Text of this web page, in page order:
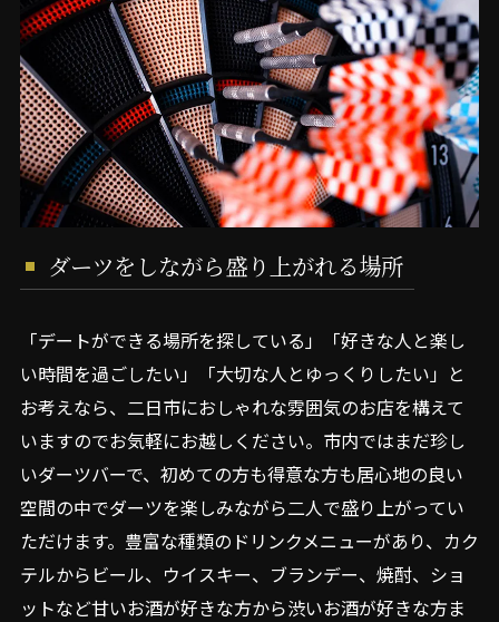
ダーツをしながら盛り上がれる場所
「デートができる場所を探している」「好きな人と楽し
い時間を過ごしたい」「大切な人とゆっくりしたい」と
お考えなら、二日市におしゃれな雰囲気のお店を構えて
いますのでお気軽にお越しください。市内ではまだ珍し
いダーツバーで、初めての方も得意な方も居心地の良い
空間の中でダーツを楽しみながら二人で盛り上がってい
ただけます。豊富な種類のドリンクメニューがあり、カク
テルからビール、ウイスキー、ブランデー、焼酎、ショ
ットなど甘いお酒が好きな方から渋いお酒が好きな方ま